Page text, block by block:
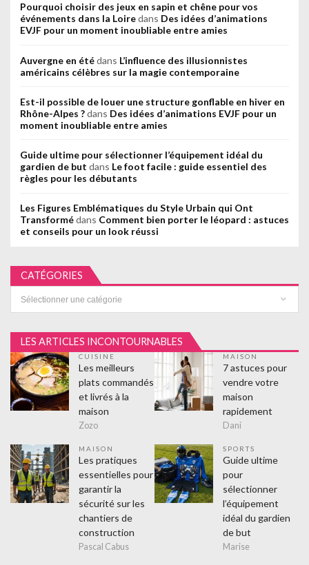
Pourquoi choisir des jeux en sapin et chêne pour vos
événements dans la Loiredans Des idées d’animations
EVJF pour un moment inoubliable entre amies
Auvergne en étédans L’influence des illusionnistes
américains célèbres sur la magie contemporaine
Est-il possible de louer une structure gonflable en hiver en
Rhône-Alpes ?dans Des idées d’animations EVJF pour un
moment inoubliable entre amies
Guide ultime pour sélectionner l’équipement idéal du
gardien de but dans Le foot facile : guide essentiel des
règles pour les débutants
Les Figures Emblématiques du Style Urbain qui Ont
Transformédans Comment bien porter le léopard : astuces
et conseils pour un look réussi
CATÉGORIES
LES ARTICLES INCONTOURNABLES
CUISINE
Les meilleurs
plats commandés
et livrés à la
maison
Zozo
MAISON
7 astuces pour
vendre votre
maison
rapidement
Dani
MAISON
Les pratiques
essentielles pour
garantir la
sécurité sur les
chantiers de
construction
Pascal Cabus
SPORTS
Guide ultime
pour
sélectionner
l’équipement
idéal du gardien
de but
Marise